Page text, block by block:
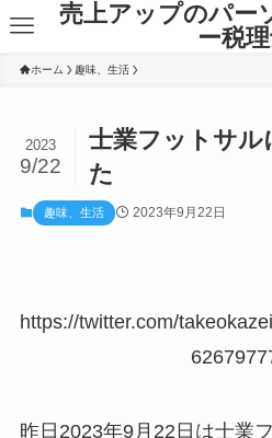
売上アップのパー
ー税
ホーム 趣味、生活
士業フットサル
た
2023
9/22
趣味、生活 2023年9月22日
https://twitter.com/
昨日2023年9月22日は士業